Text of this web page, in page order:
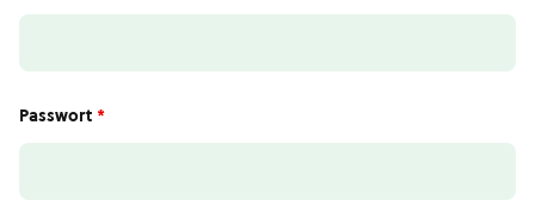
Passwort *